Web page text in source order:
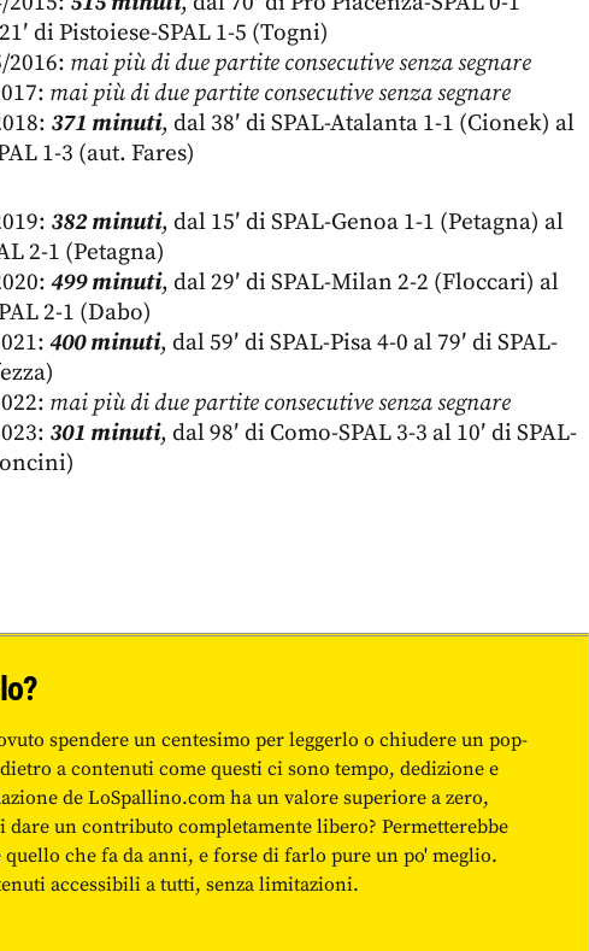
di Pistoiese-SPAL 1-5 (Togni)
2016: mai più di due partite consecutive senza segnare
mai più di due partite consecutive senza segnare
371 minuti, dal 38′ di SPAL-Atalanta 1-1 (Cionek) al
1-3 (aut. Fares)
382 minuti, dal 15′ di SPAL-Genoa 1-1 (Petagna) al
2-1 (Petagna)
499 minuti, dal 29′ di SPAL-Milan 2-2 (Floccari) al
2-1 (Dabo)
400 minuti, dal 59′ di SPAL-Pisa 4-0 al 79′ di SPAL-
mai più di due partite consecutive senza segnare
301 minuti, dal 98′ di Como-SPAL 3-3 al 10′ di SPAL-
spendere un centesimo per leggerlo o chiudere un pop-
a contenuti come questi ci sono tempo, dedizione e
de LoSpallino.com ha un valore superiore a zero,
un contributo completamente libero? Permetterebbe
che fa da anni, e forse di farlo pure un po' meglio.
accessibili a tutti, senza limitazioni.